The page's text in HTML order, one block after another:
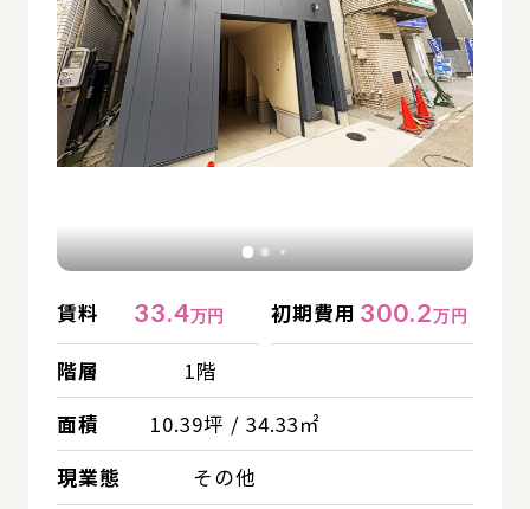
賃料 33.4万円 初期費用 300.2万円
階層
1階
面積
10.39坪 / 34.33㎡
現業態
その他